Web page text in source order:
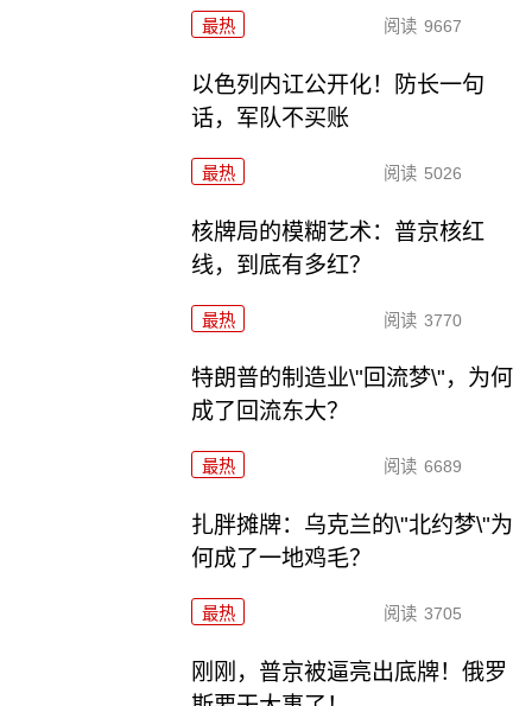
最热 阅读 9667
以色列内讧公开化！防长一句
话，军队不买账
最热 阅读 5026
核牌局的模糊艺术：普京核红
线，到底有多红？
最热 阅读 3770
特朗普的制造业\"回流梦\"，为何
成了回流东大？
最热 阅读 6689
扎胖摊牌：乌克兰的\"北约梦\"为
何成了一地鸡毛？
最热 阅读 3705
刚刚，普京被逼亮出底牌！俄罗